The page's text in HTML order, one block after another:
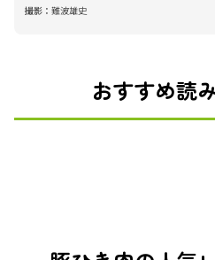
撮影： 難波雄史
おすすめ読